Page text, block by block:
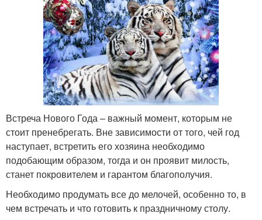
Встреча Нового Года – важный момент, которым не
стоит пренебрегать. Вне зависимости от того, чей год
наступает, встретить его хозяина необходимо
подобающим образом, тогда и он проявит милость,
станет покровителем и гарантом благополучия.
Необходимо продумать все до мелочей, особенно то, в
чем встречать и что готовить к праздничному столу.